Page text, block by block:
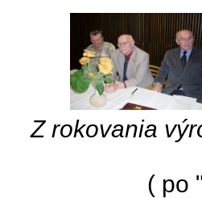
Z rokovania
( po